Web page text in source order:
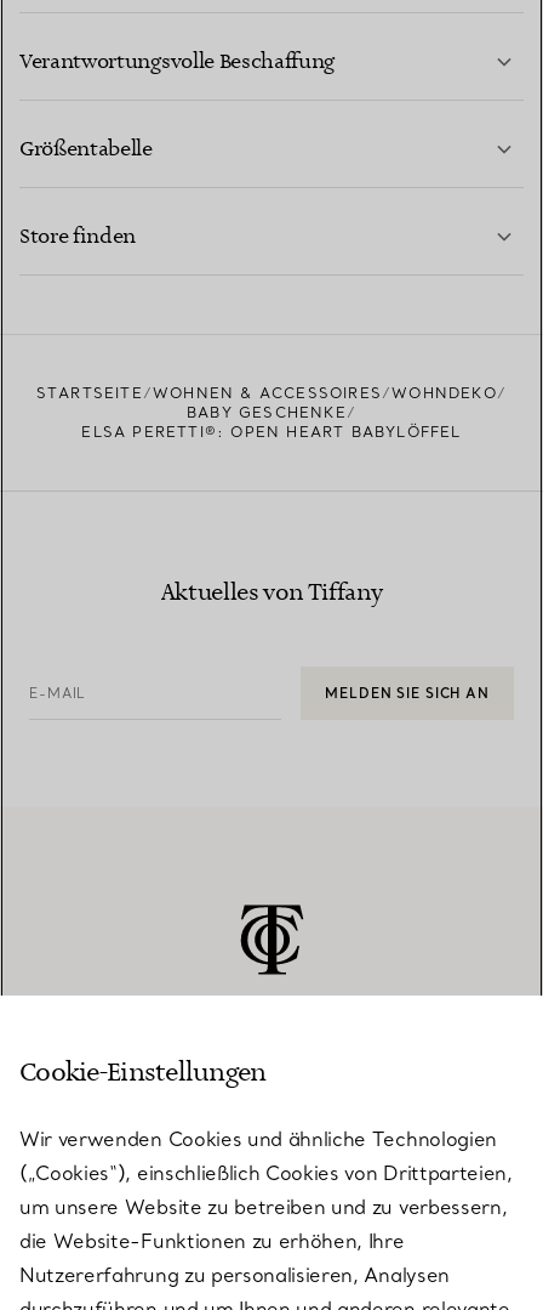
Verantwortungsvolle Beschaffung
Größentabelle
Store finden
STARTSEITE WOHNEN & ACCESSOIRES
WOHNDEKO
BABY GESCHENKE
ELSA PERETTI®: OPEN HEART BABYLÖFFEL
Aktuelles von Tiffany
E-MAIL MELDEN SIE SICH AN
KUNDENSERVICE
SERVICES
ÜBER TIFFANY & CO.
Cookie-Einstellungen
Wir verwenden Cookies und ähnliche Technologien
(„Cookies“), einschließlich Cookies von Drittparteien,
um unsere Website zu betreiben und zu verbessern,
die Website-Funktionen zu erhöhen, Ihre
Nutzererfahrung zu personalisieren, Analysen